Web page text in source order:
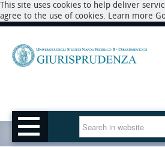
This site uses cookies to help deliver
agree to the use of cookies. Learn more